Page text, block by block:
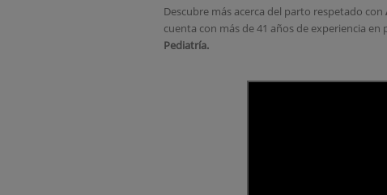
Descubre más acerca del parto respetado con
cuenta con más de 41 años de experiencia en
Pediatría.